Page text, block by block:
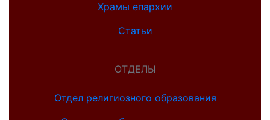
Храмы епархии
Статьи
ОТДЕЛЫ
Отдел религиозного образования